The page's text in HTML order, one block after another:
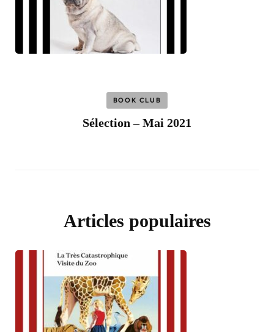
BOOK CLUB
Sélection – Mai 2021
Articles populaires